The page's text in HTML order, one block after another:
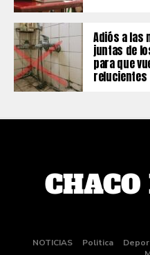
Adiós a las
juntas de
para que
relucientes
NOTICIAS Politica